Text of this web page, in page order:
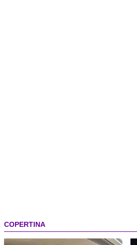
COPERTINA